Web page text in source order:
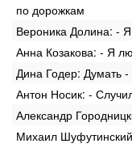
по дорожкам
Вероника Долина: -
Анна Козакова: - Я
Дина Годер: Думать -
Антон Носик: -
Александр
Михаил